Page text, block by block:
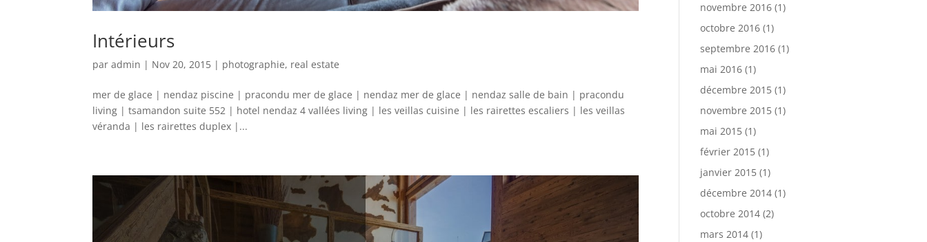
Intérieurs
paradmin | Nov 20, 2015 | photographie, real estate
mer de glace | nendaz piscine | pracondu mer de glace | nendaz mer de glace | nendaz salle de bain | pracondu
living | tsamandon suite 552 | hotel nendaz 4 vallées living | les veillas cuisine | les rairettes escaliers | les veillas
véranda | les rairettes duplex |...
novembre 2016 (1)
octobre 2016 (1)
septembre 2016 (1)
mai 2016 (1)
décembre 2015 (1)
novembre 2015 (1)
mai 2015 (1)
février 2015 (1)
janvier 2015 (1)
décembre 2014 (1)
octobre 2014 (2)
mars 2014 (1)